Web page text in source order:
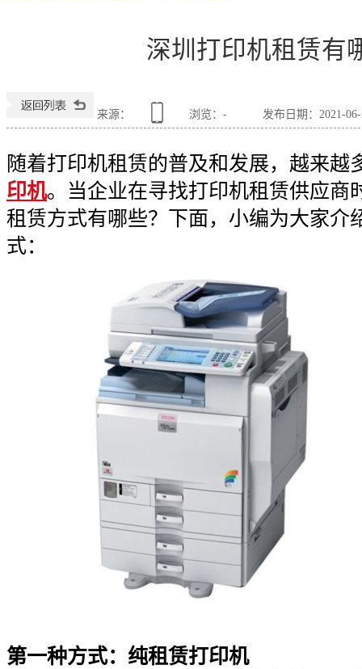
深圳打印机租赁有
来源： 浏览： - 发布日期：2021-
随着打印机租赁的普及和发展，越来越
印机。当企业在寻找打印机租赁供应商
租赁方式有哪些？下面，小编为大家介
式：
第一种方式：纯租赁打印机